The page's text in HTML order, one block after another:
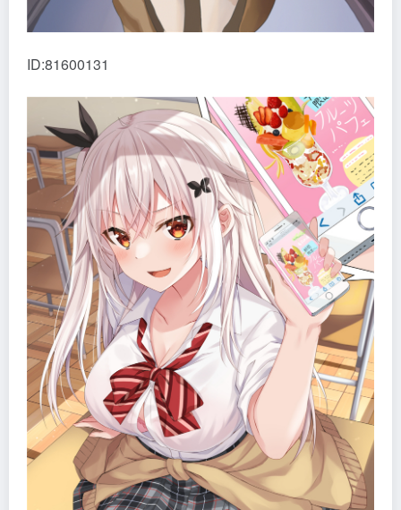
ID:81600131